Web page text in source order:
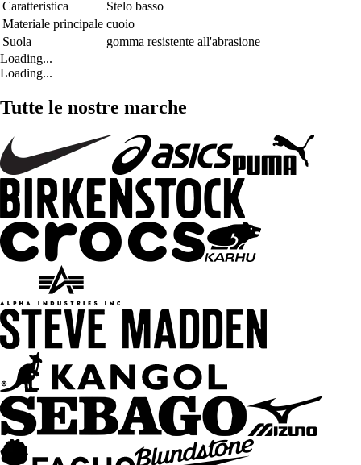
Caratteristica
Stelo basso
Materiale principale cuoio
Suola
gomma resistente all'abrasione
Loading...
Loading...
Tutte le nostre marche